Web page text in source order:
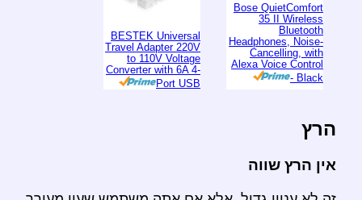
Bose QuietComfort
35 II Wireless
Bluetooth
Headphones, Noise-
Cancelling, with
Alexa Voice Control
- Black
BESTEK Universal
Travel Adapter 220V
to 110V Voltage
Converter with 6A 4-
Port USB
הרץ
אין הרץ שווה